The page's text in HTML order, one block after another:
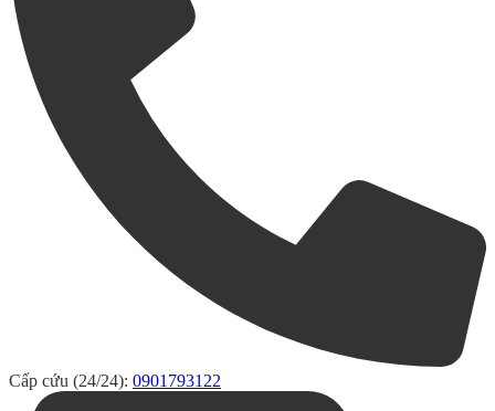
Cấp cứu (24/24): 0901793122